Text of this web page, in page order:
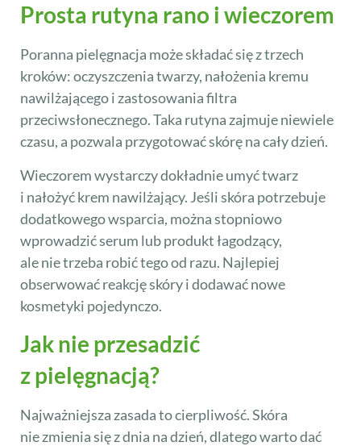
Prosta rutyna rano i wieczorem
Poranna pielęgnacja może składać się z trzech
kroków: oczyszczenia twarzy, nałożenia kremu
nawilżającego i zastosowania filtra
przeciwsłonecznego. Taka rutyna zajmuje niewiele
czasu, a pozwala przygotować skórę na cały dzień.
Wieczorem wystarczy dokładnie umyć twarz
i nałożyć krem nawilżający. Jeśli skóra potrzebuje
dodatkowego wsparcia, można stopniowo
wprowadzić serum lub produkt łagodzący,
ale nie trzeba robić tego od razu. Najlepiej
obserwować reakcję skóry i dodawać nowe
kosmetyki pojedynczo.
Jak nie przesadzić
z pielęgnacją?
Najważniejsza zasada to cierpliwość. Skóra
nie zmienia się z dnia na dzień, dlatego warto dać